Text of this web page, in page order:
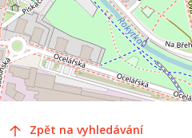
Zpět na vyhledávání